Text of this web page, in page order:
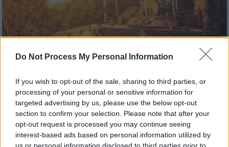
Do Not Process My Personal Information
If you wish to opt-out of the sale, sharing to third parties, or
processing of your personal or sensitive information for
targeted advertising by us, please use the below opt-out
section to confirm your selection. Please note that after your
opt-out request is processed you may continue seeing
interest-based ads based on personal information utilized by
us or personal information disclosed to third parties prior to
Κόσμος |17.11.2024 22:43
ΗΠΑ: Τι σηματοδοτεί η απόφαση
Μπάιντεν για τη χρήση όπλων μεγάλου